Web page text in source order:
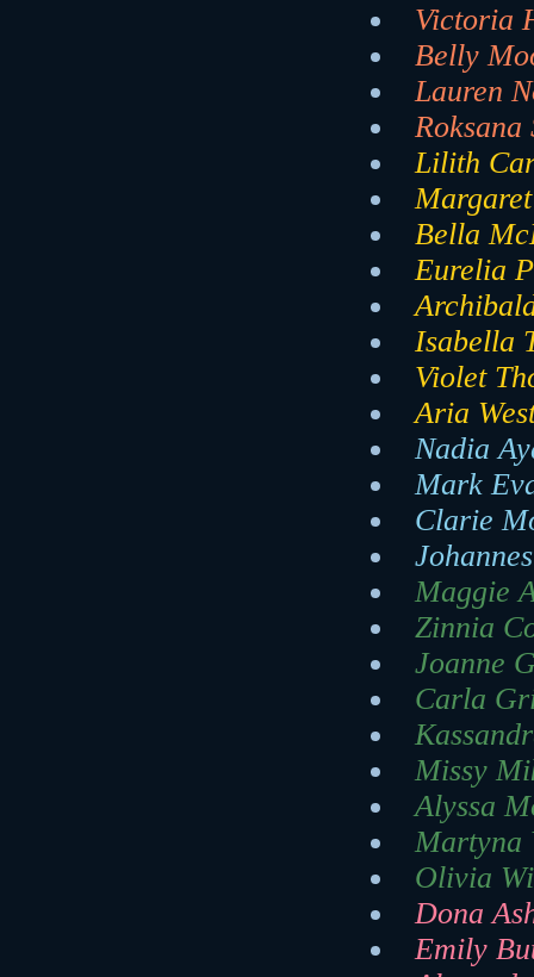
Victoria
Belly
Lauren
Lilith
Bella
Eurelia
Isabella
Violet
Aria
Nadia
Mark
Clarie
Maggie
Zinnia
Joanne
Carla
Missy
Alyssa
Martyna
Olivia
Dona
Emily